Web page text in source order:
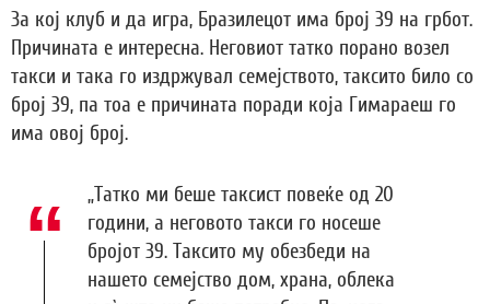
За кој клуб и да игра, Бразилецот има број 39 на грбот.
Причината е интересна. Неговиот татко порано возел
такси и така го издржувал семејството, таксито било со
број 39, па тоа е причината поради која Гимараеш го
има овој број.
„Татко ми беше таксист повеќе од 20
години, а неговото такси го носеше
бројот 39. Таксито му обезбеди на
нашето семејство дом, храна, облека